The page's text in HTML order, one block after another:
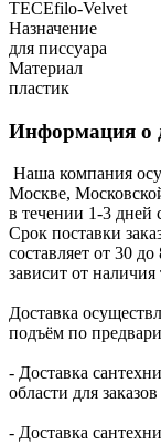
TECEfilo-Velvet
Назначение
для писсуара
Материал
пластик
Информация о
Наша компания
Москве,
в течении 1-3 дней
Срок поставки
составляет от 30
зависит от наличия
Доставка
подъём по
- Доставка
области для
- Доставка